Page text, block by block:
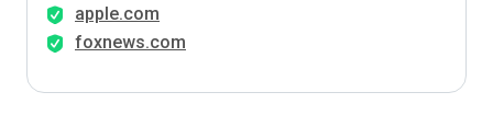
apple.com
foxnews.com